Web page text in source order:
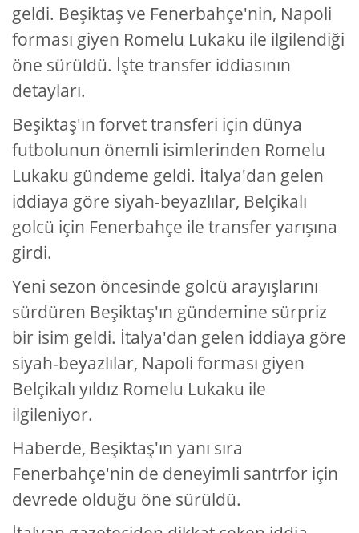
geldi. Beşiktaş ve Fenerbahçe'nin, Napoli
forması giyen Romelu Lukaku ile ilgilendiği
öne sürüldü. İşte transfer iddiasının
detayları.
Beşiktaş'ın forvet transferi için dünya
futbolunun önemli isimlerinden Romelu
Lukaku gündeme geldi. İtalya'dan gelen
iddiaya göre siyah-beyazlılar, Belçikalı
golcü için Fenerbahçe ile transfer yarışına
girdi.
Yeni sezon öncesinde golcü arayışlarını
sürdüren Beşiktaş'ın gündemine sürpriz
bir isim geldi. İtalya'dan gelen iddiaya göre
siyah-beyazlılar, Napoli forması giyen
Belçikalı yıldız Romelu Lukaku ile
ilgileniyor.
Haberde, Beşiktaş'ın yanı sıra
Fenerbahçe'nin de deneyimli santrfor için
devrede olduğu öne sürüldü.